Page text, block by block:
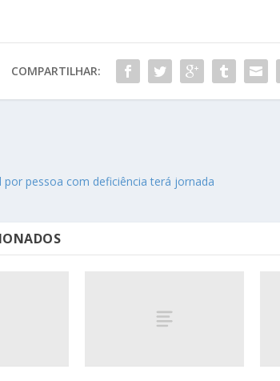
COMPARTILHAR:
por pessoa com deficiência terá jornada